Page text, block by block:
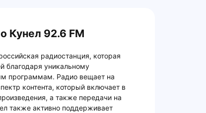
Кунел 92.6 FM
радиостанция, которая
благодаря уникальному
программам. Радио вещает на
контента, который включает в
а также передачи на
также активно поддерживает